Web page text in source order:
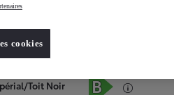
Occasions
Toit Noir
cookies